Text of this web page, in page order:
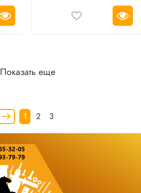
Показать еще
1 2 3